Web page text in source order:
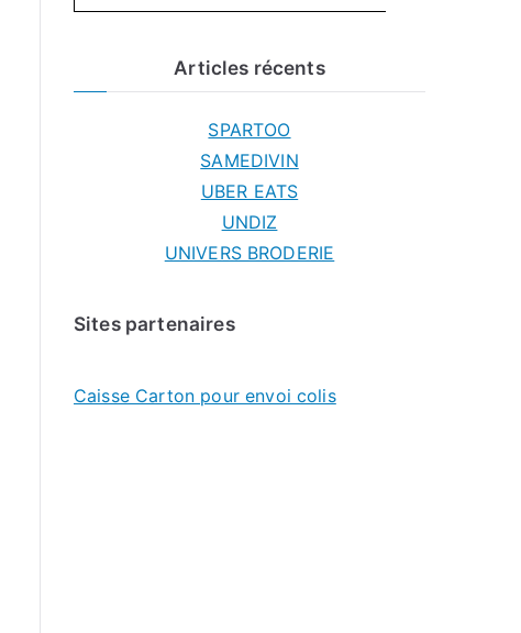
Articles récents
SPARTOO
SAMEDIVIN
UBER EATS
UNDIZ
UNIVERS BRODERIE
Sites partenaires
Caisse Carton pour envoi colis